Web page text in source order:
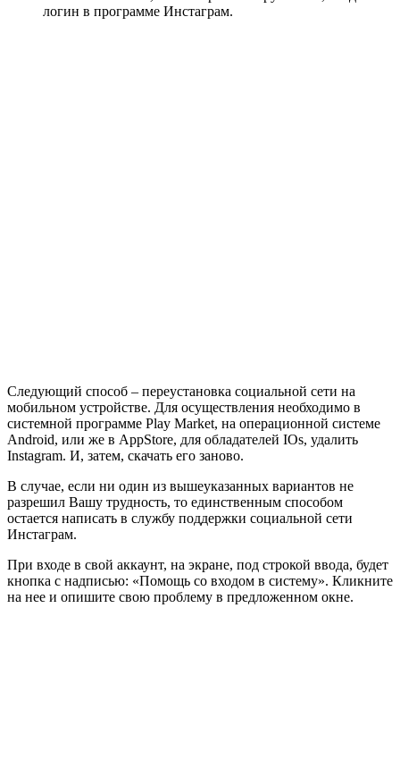
логин в программе Инстаграм.
Следующий способ – переустановка социальной сети на
мобильном устройстве. Для осуществления необходимо в
системной программе Play Market, на операционной системе
Android, или же в AppStore, для обладателей IOs, удалить
Instagram. И, затем, скачать его заново.
В случае, если ни один из вышеуказанных вариантов не
разрешил Вашу трудность, то единственным способом
остается написать в службу поддержки социальной сети
Инстаграм.
При входе в свой аккаунт, на экране, под строкой ввода, будет
кнопка с надписью: «Помощь со входом в систему». Кликните
на нее и опишите свою проблему в предложенном окне.